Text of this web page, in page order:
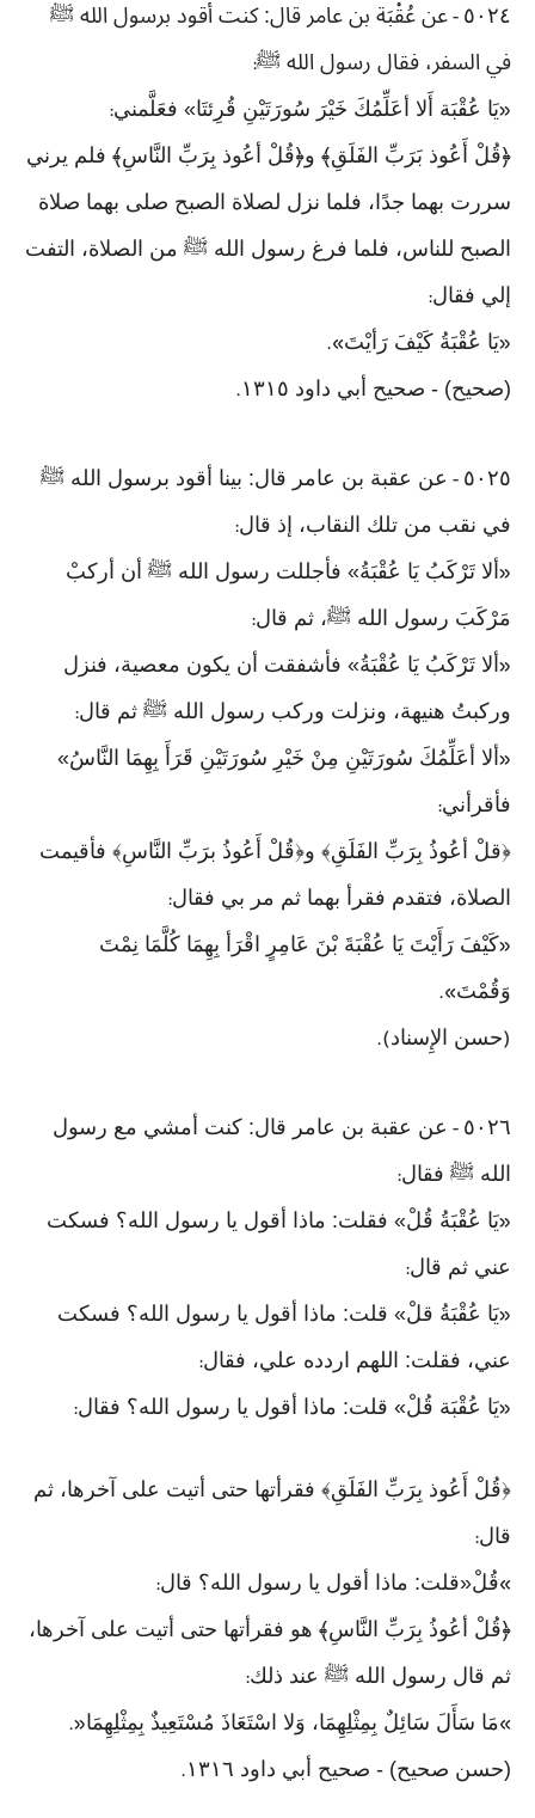
٥٠٢٤ - عن عُقْبَة بن عامر قال: كنت أقود برسول الله ﷺ
في السفر، فقال رسول الله ﷺ:
«يَا عُقْبَة أَلا أعَلِّمُكَ خَيْرَ سُورَتَيْنِ قُرِئتَا» فعَلَّمني:
﴿قُلْ أَعُوذ بَرَبِّ الفَلَقِ﴾ و﴿قُلْ أعُوذ بِرَبِّ النَّاسِ﴾ فلم يرني
سررت بهما جدًا، فلما نزل لصلاة الصبح صلى بهما صلاة
الصبح للناس، فلما فرغ رسول الله ﷺ من الصلاة، التفت
إلي فقال:
«يَا عُقْبَةُ كَيْفَ رَأيْتَ».
(صحيح) - صحيح أبي داود ١٣١٥ .
٥٠٢٥ - عن عقبة بن عامر قال: بينا أقود برسول الله ﷺ
في نقب من تلك النقاب، إذ قال:
« ألا تَرْكَبُ يَا عُقْبَةُ» فأجللت رسول الله ﷺ أن أركبْ
مَرْكَبَ رسول الله ﷺ، ثم قال:
« ألا تَرْكَبُ يَا عُقْبَةُ» فأشفقت أن يكون معصية، فنزل
وركبتُ هنيهة، ونزلت وركب رسول الله ﷺ ثم قال:
« ألا أعَلِّمُكَ سُورَتَيْنِ مِنْ خَيْرِ سُورَتَيْنِ قَرَأَ بِهِمَا النَّاسُ»
فأقرأني:
﴿قلْ أعُوذُ بِرَبِّ الفَلَقِ﴾ و﴿قُلْ أَعُوذُ برَبِّ النَّاسِ﴾ فأقيمت
الصلاة، فتقدم فقرأ بهما ثم مر بي فقال:
«كَيْفَ رَأَيْتَ يَا عُقْبَةَ بْنَ عَامِرٍ اقْرَأ بِهِمَا كُلَّمَا نِمْتَ
وَقُمْتَ».
(حسن الإِسناد).
٥٠٢٦ - عن عقبة بن عامر قال: كنت أمشي مع رسول
الله ﷺ فقال:
«يَا عُقْبَةُ قُلْ» فقلت: ماذا أقول يا رسول الله؟ فسكت
عني ثم قال:
«يَا عُقْبَةُ قلْ» قلت: ماذا أقول يا رسول الله؟ فسكت
عني، فقلت: اللهم اردده علي، فقال:
«يَا عُقْبَة قُلْ» قلت: ماذا أقول يا رسول الله؟ فقال:
﴿قُلْ أَعُوذ بِرَبِّ الفَلَقِ﴾ فقرأتها حتى أتيت على آخرها، ثم
قال:
»قُلْ«قلت: ماذا أقول يا رسول الله؟ قال:
﴿قُلْ أعُوذُ بِرَبِّ النَّاسِ﴾ هو فقرأتها حتى أتيت على آخرها،
ثم قال رسول الله ﷺ عند ذلك:
»مَا سَأَلَ سَائِلٌ بِمِثْلِهِمَا، وَلا اسْتَعَاذَ مُسْتَعِيذٌ بِمِثْلِهِمَا«.
(حسن صحيح) - صحيح أبي داود ١٣١٦ .